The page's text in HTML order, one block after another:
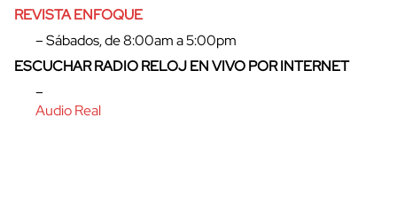
cerrar
REVISTA ENFOQUE
– Sábados, de 8:00am a 5:00pm
ESCUCHAR RADIO RELOJ EN VIVO POR INTERNET
–
Audio Real